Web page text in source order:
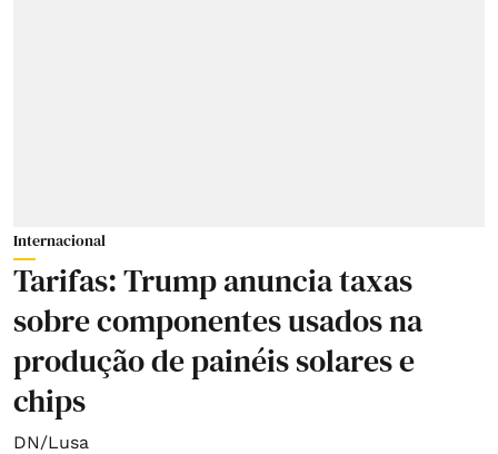
Internacional
Tarifas: Trump anuncia taxas
sobre componentes usados na
produção de painéis solares e
chips
DN/Lusa